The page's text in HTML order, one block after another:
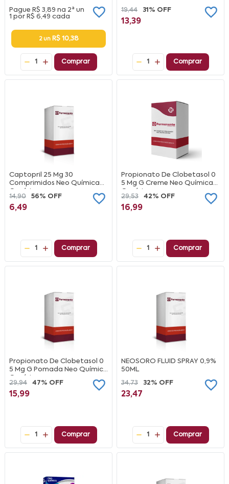
Pague R$ 3,89 na 2ª un
1 por R$ 6,49 cada
2 un R$ 10,38
1 Comprar
19,44 31% OFF
13,39
1 Comprar
Captopril 25 Mg 30
Comprimidos Neo Química
Genérico
14,90 56% OFF
6,49
1 Comprar
Propionato De Clobetasol 0
5 Mg G Creme Neo Química
Genérico
29,53 42% OFF
16,99
1 Comprar
Propionato De Clobetasol 0
5 Mg G Pomada Neo Química
Genérico
29,94 47% OFF
15,99
1 Comprar
NEOSORO FLUID SPRAY 0,9%
50ML
34,73
32% OFF
23,47
1 Comprar